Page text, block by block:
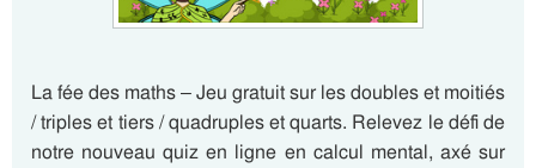
La fée des maths – Jeu gratuit sur les doubles et moitiés
/ triples et tiers / quadruples et quarts. Relevez le défi de
notre nouveau quiz en ligne en calcul mental, axé sur